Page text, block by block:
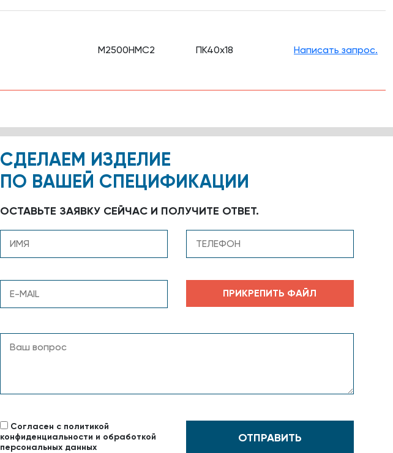
М2500НМС2 ПК40х18 Написать запрос.
СДЕЛАЕМ ИЗДЕЛИЕ
ПО ВАШЕЙ СПЕЦИФИКАЦИИ
ОСТАВЬТЕ ЗАЯВКУ СЕЙЧАС И ПОЛУЧИТЕ ОТВЕТ.
Согласен с политикой
конфиденциальности и обработкой
персональных данных